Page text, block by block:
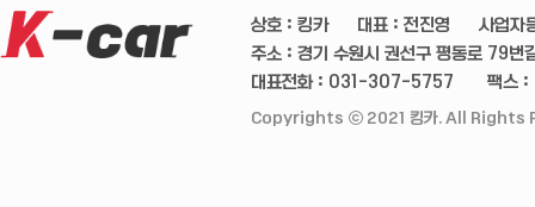
상호 : 킹카 대표 : 전진영
사업자
주소 : 경기 수원시 권선구 평동로 79
대표전화 : 031-307-5757
팩스
Copyrights ⓒ 2021 킹카. All Rights